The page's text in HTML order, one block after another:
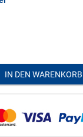
IN DEN WARENKORB